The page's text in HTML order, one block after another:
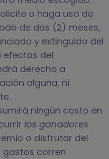
o haga uso de
de dos (2) meses,
y extinguido del
efectos del
derecho a
alguna, ni
ningún costo en
los ganadores
o disfrutar del
corren